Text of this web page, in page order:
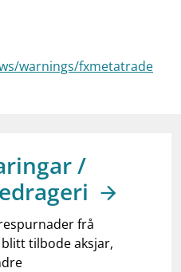
warnings/fxmetatrade
/
frå
tilbode aksjar,